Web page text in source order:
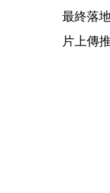
最終落
片上傳